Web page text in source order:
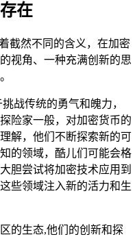
在
截然不同的含义，在加密
视角、一种充满创新的思
战传统的勇气和魄力，
险家一般，对加密货币的
解，他们不断探索新的可
的领域，酷儿们可能会格
胆尝试将加密技术应用到
些领域注入新的活力和生
的生态,他们的创新和探